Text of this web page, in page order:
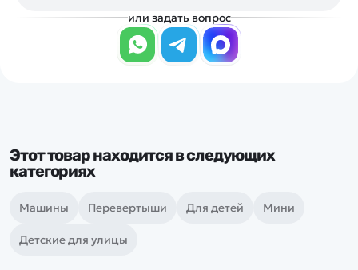
или задать вопрос
Этот товар находится в следующих
категориях
Машины Перевертыши Для детей Мини
Детские для улицы